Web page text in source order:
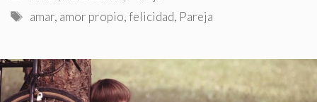
Etiquetas
amar, amor propio,felicidad, Pareja